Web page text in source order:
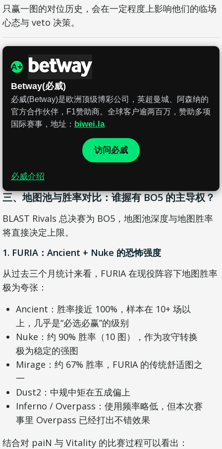
只赢一图的对位历史，会在一定程度上影响他们的临场
心态与 veto 决策。
A+
Betway(必威)
必威(Betway)是欧洲顶级博彩公司，英超曼城、阿森纳的
官方合作伙伴，F1赞助商。全球客户逾两百万，赞助多项
国际赛事，地址： biwei.la
访问必威
必威介绍
三、地图池与胜率对比：谁握有 BO5 的主导权？
BLAST Rivals 总决赛为 BO5，地图池深度与地图胜率
将直接决定上限。
1. FURIA：Ancient + Nuke 的恐怖强度
从过去三个月统计来看，FURIA 在现役阵容下地图胜率
极为夸张：
Ancient：胜率接近 100%，样本在 10+ 场以
上，几乎是“必选必赢”的级别
Nuke：约 90% 胜率（10 图），作为攻守转换
极为稳定的强图
Mirage：约 67% 胜率，FURIA 的传统舒适图之
一
Dust2：中规中矩在五成偏上
Inferno / Overpass：使用频率略低，但本次赛
事里 Overpass 已经打出不错效果
结合对 paiN 与 Vitality 的比赛过程可以看出：